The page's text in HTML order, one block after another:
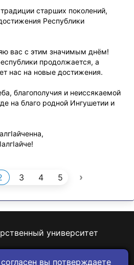
старших поколений,
Республики
вас с этим значимым днём!
продолжается, а
нас на новые достижения.
благополучия и неиссякаемой
на благо родной Ингушетии и
3 4 5 ›
университет
вы потверждаете